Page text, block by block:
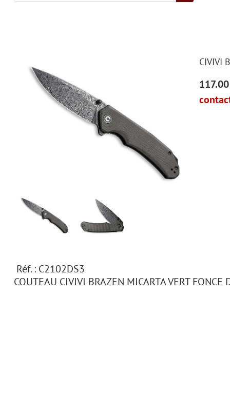
CIVIVI
Réf. : C2102DS3
COUTEAU CIVIVI BRAZEN MICARTA VERT FONCE